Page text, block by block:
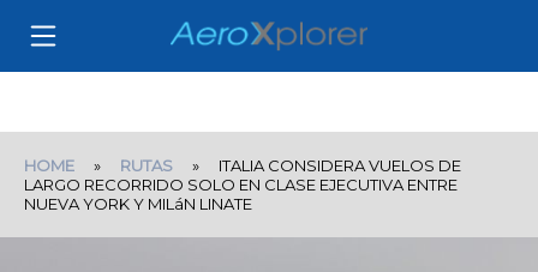
HOME » RUTAS » ITALIA CONSIDERA VUELOS DE
LARGO RECORRIDO SOLO EN CLASE EJECUTIVA ENTRE
NUEVA YORK Y MILáN LINATE